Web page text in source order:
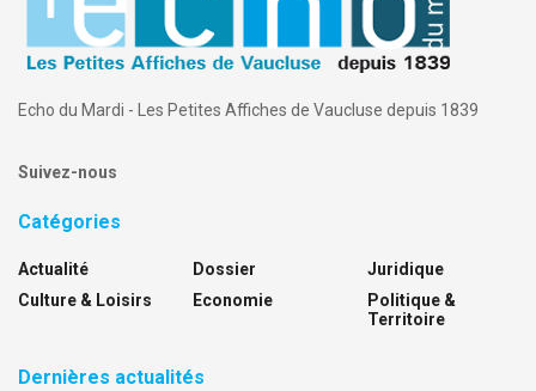
Echo du Mardi - Les Petites Affiches de Vaucluse depuis 1839
Suivez-nous
Catégories
Actualité
Culture & Loisirs
Dossier
Economie
Juridique
Politique &
Territoire
Dernières actualités